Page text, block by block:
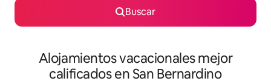
Buscar
Alojamientos vacacionales mejor
calificados en San Bernardino